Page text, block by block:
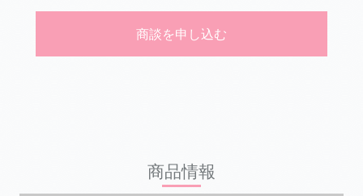
商談を申し込む
商品情報